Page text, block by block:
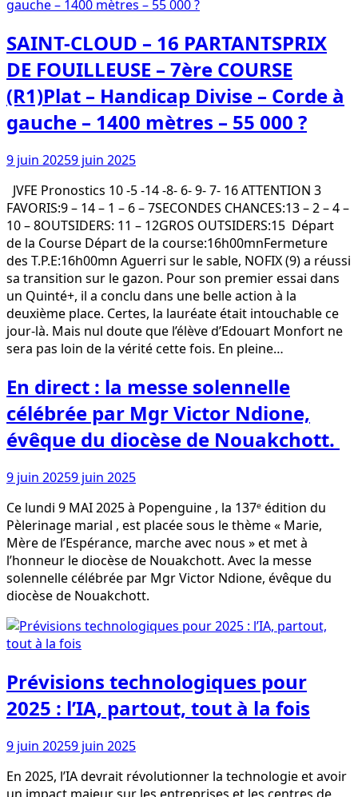
SAINT-CLOUD – 16 PARTANTSPRIX
DE FOUILLEUSE – 7ère COURSE
(R1)Plat – Handicap Divise – Corde à
gauche – 1400 mètres – 55 000 ?
9 juin 20259 juin 2025
JVFE Pronostics 10 -5 -14 -8- 6- 9- 7- 16 ATTENTION 3
FAVORIS:9 – 14 – 1 – 6 – 7SECONDES CHANCES:13 – 2 – 4 –
10 – 8OUTSIDERS: 11 – 12GROS OUTSIDERS:15 Départ
de la Course Départ de la course:16h00mnFermeture
des T.P.E:16h00mn Aguerri sur le sable, NOFIX (9) a réussi
sa transition sur le gazon. Pour son premier essai dans
un Quinté+, il a conclu dans une belle action à la
deuxième place. Certes, la lauréate était intouchable ce
jour-là. Mais nul doute que l’élève d’Edouart Monfort ne
sera pas loin de la vérité cette fois. En pleine…
En direct : la messe solennelle
célébrée par Mgr Victor Ndione,
évêque du diocèse de Nouakchott.
9 juin 20259 juin 2025
Ce lundi 9 MAI 2025 à Popenguine , la 137ᵉ édition du
Pèlerinage marial , est placée sous le thème « Marie,
Mère de l’Espérance, marche avec nous » et met à
l’honneur le diocèse de Nouakchott. Avec la messe
solennelle célébrée par Mgr Victor Ndione, évêque du
diocèse de Nouakchott.
Prévisions technologiques pour
2025 : l’IA, partout, tout à la fois
9 juin 20259 juin 2025
En 2025, l’IA devrait révolutionner la technologie et avoir